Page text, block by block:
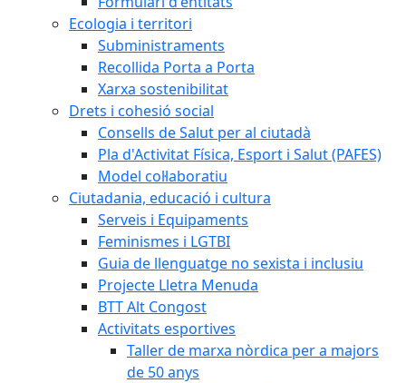
Ecologia i territori
Subministraments
Recollida Porta a Porta
Xarxa sostenibilitat
Drets i cohesió social
Consells de Salut per al ciutadà
Pla d'Activitat Física, Esport i Salut (PAFES)
Model col·laboratiu
Ciutadania, educació i cultura
Serveis i Equipaments
Feminismes i LGTBI
Guia de llenguatge no sexista i inclusiu
Projecte Lletra Menuda
BTT Alt Congost
Activitats esportives
Taller de marxa nòrdica per a majors
de 50 anys